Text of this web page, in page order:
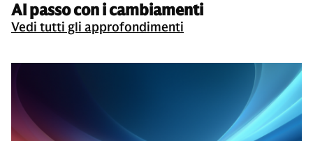
Al passo con i cambiamenti
Vedi tutti gli approfondimenti